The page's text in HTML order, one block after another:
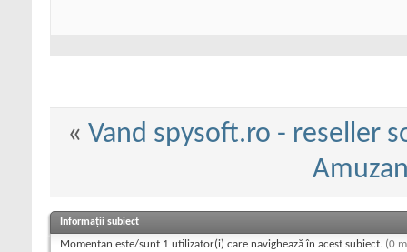
« Vand spysoft.ro - reseller
Informații subiect
Momentan este/sunt 1 utilizator(i) care navighează în acest subiect. (0